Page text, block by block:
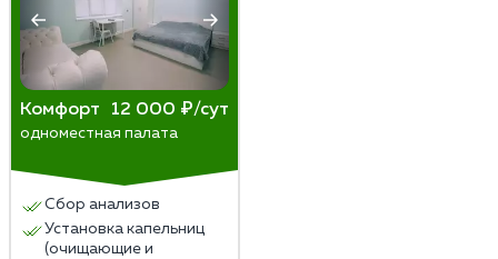
Комфорт 12 000 ₽/сут
одноместная палата
Сбор анализов
Установка капельниц
(очищающие и